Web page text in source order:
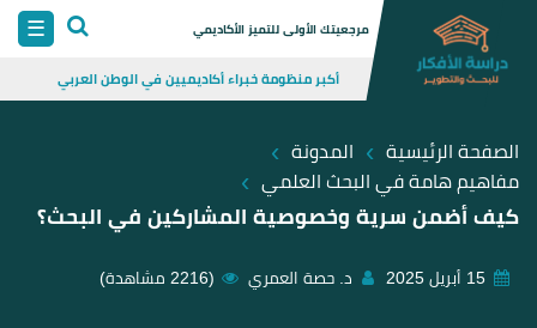
Skip
☰ مرجعيتك الأولى للتميز الأكاديمي
أكبر منظومة خبراء أكاديميين في الوطن العربي
الصفحة الرئيسية › المدونة ›
مفاهيم هامة في البحث العلمي ›
كيف أضمن سرية وخصوصية المشاركين في البحث؟
15 أبريل 2025 د. حصة العمري (2216 مشاهدة)